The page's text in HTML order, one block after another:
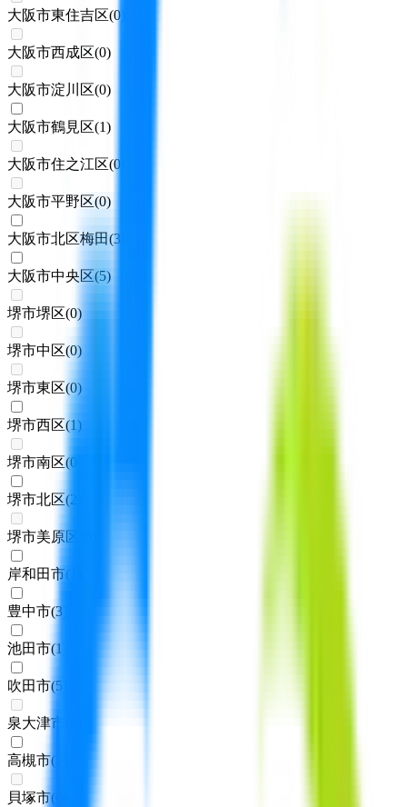
大阪市東住吉区(0
大阪市西成区(0)
大阪市淀川区(0)
大阪市鶴見区(1)
大阪市住之江区(0
大阪市平野区(0)
大阪市北区梅田(3
大阪市中央区(5)
堺市堺区(0)
堺市中区(0)
堺市東区(0)
堺市西区(1 )
堺市南区(0
堺市北区(2
堺市美原区
岸和田市(
豊中市(3
池田市(1
吹田市(5
泉大津市
高槻市(
貝塚市(